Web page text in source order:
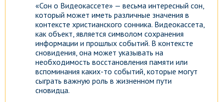
«Сон о Видеокассете» — весьма интересный сон,
который может иметь различные значения в
контексте христианского сонника. Видеокассета,
как объект, является символом сохранения
информации и прошлых событий. В контексте
сновидения, она может указывать на
необходимость восстановления памяти или
вспоминания каких-то событий, которые могут
сыграть важную роль в жизненном пути
сновидца.